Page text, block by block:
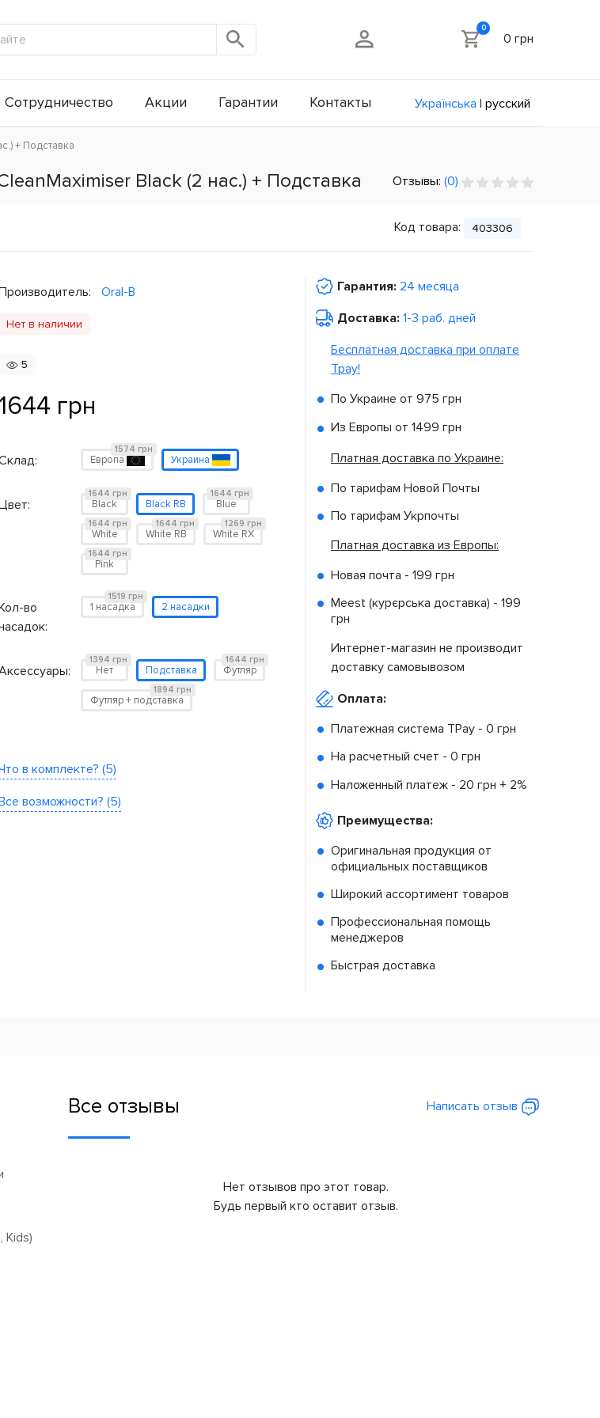
0
0 грн
Сотрудничество Акции Гарантии Контакты Українська | русский
+ Подставка
Black (2 нас.) + Подставка Отзывы: (0)
Код товара: 403306
Oral-B
Нет в наличии
5
1644 грн
Европа
1574 грн
Украина
Black
1644 грн
Black RB Blue
1644 грн
White
1644 грн
White RB
1644 грн
White RX
1269 грн
Pink
1644 грн
во
1 насадка
1519 грн
2 насадки
Нет
1394 грн
Подставка Футляр
1644 грн
Футляр + подставка
1894 грн
в комплекте? (5)
возможности? (5)
Гарантия: 24 месяца
Доставка: 1-3 раб. дней
Бесплатная доставка при оплате
Tpay!
По Украине от 975 грн
Из Европы от 1499 грн
Платная доставка по Украине:
По тарифам Новой Почты
По тарифам Укрпочты
Платная доставка из Европы:
Новая почта - 199 грн
Meest (курєрська доставка) - 199
грн
Интернет-магазин не производит
доставку самовывозом
Оплата:
Платежная система TPay - 0 грн
На расчетный счет - 0 грн
Наложенный платеж - 20 грн + 2%
Преимущества:
Оригинальная продукция от
официальных поставщиков
Широкий ассортимент товаров
Профессиональная помощь
менеджеров
Быстрая доставка
Kids)
Все отзывы Написать отзыв
Нет отзывов про этот товар.
Будь первый кто оставит отзыв.